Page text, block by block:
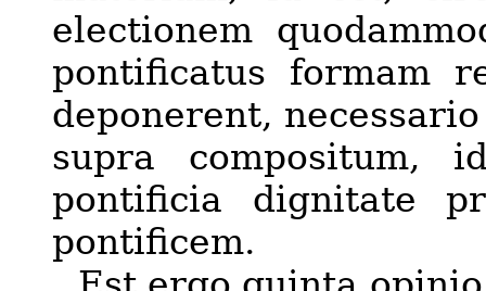
electionem
pontificatus formam
deponerent,
supra compositum,
pontificia dignitate
pontificem.